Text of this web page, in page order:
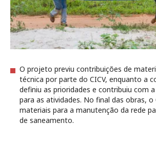
O projeto previu contribuições de
técnica por parte do CICV, enquanto a
definiu as prioridades e contribuiu com
para as atividades. No final das obras, o
materiais para a manutenção da rede
de saneamento.